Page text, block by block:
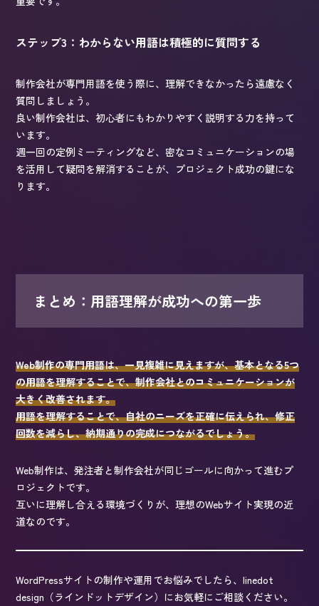
ステップ3：わからない用語は積極的に質問する
制作会社が専門用語を使う際に、理解できなかったら遠慮なく
質問しましょう。
良い制作会社は、初心者にもわかりやすく説明する力を持って
います。
週一回の定例ミーティングなど、密なコミュニケーションの場
を活用して疑問を解消することが、プロジェクト成功の鍵にな
ります。
まとめ：用語理解が成功への第一歩
Web制作の専門用語は、一見複雑に見えますが、基本となる5つ
の用語を理解することで、制作会社とのコミュニケーションが
大きく改善されます。
用語を理解することで、自社のニーズを正確に伝えられ、修正
回数を減らし、納期通りの完成につながるでしょう。
Web制作は、発注者と制作会社が同じゴールに向かって進むプ
ロジェクトです。
互いに理解し合える環境づくりが、理想のWebサイト実現の近
道なのです。
WordPressサイトの制作や運用でお悩みでしたら、linedot
design（ラインドットデザイン）にお気軽にご相談ください。